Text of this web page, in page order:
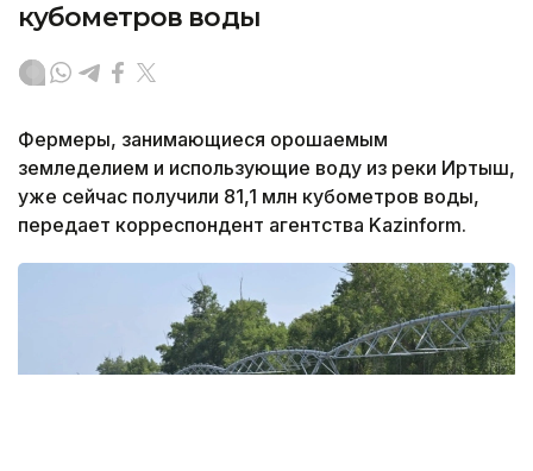
кубометров воды
Фермеры, занимающиеся орошаемым
земледелием и использующие воду из реки Иртыш,
уже сейчас получили 81,1 млн кубометров воды,
передает корреспондент агентства Kazinform.